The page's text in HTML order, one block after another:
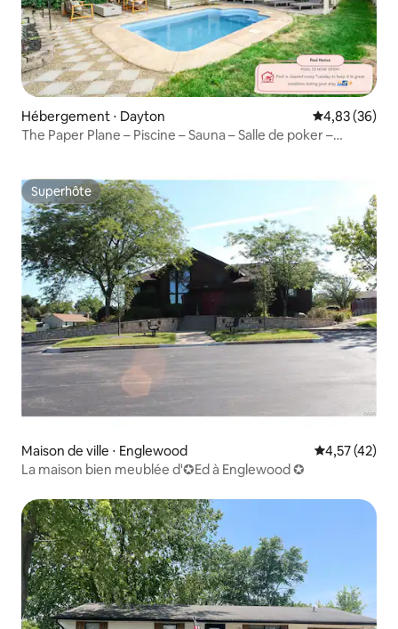
Hébergement ⋅ Dayton Évaluation
4,83 (36)
The Paper Plane – Piscine – Sauna – Salle de poker –
Superhôte
Superhôte
Maison de ville ⋅ Englewood Évaluation
4,57 (42)
La maison bien meublée d'✪Ed à Englewood ✪